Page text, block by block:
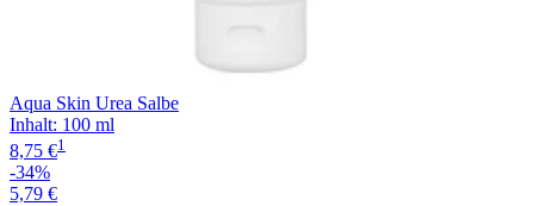
Aqua Skin Urea Salbe
Inhalt: 100 ml
8,75 €1
-34%
5,79 €